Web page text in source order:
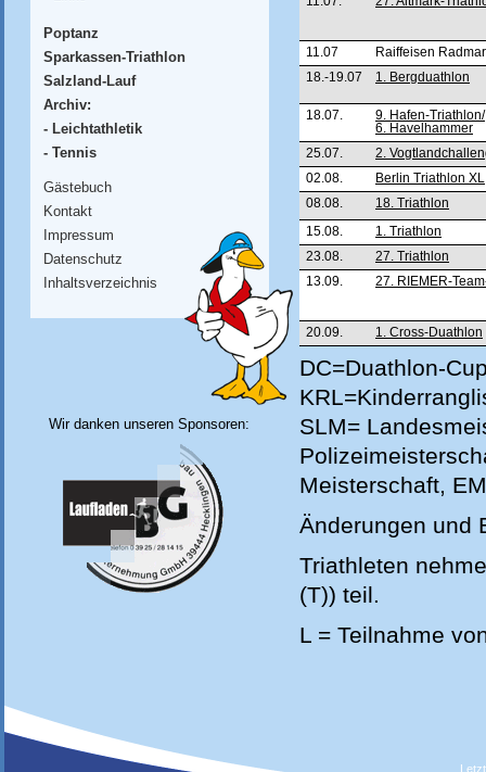
Poptanz
Sparkassen-Triathlon
Salzland-Lauf
Archiv:
- Leichtathletik
- Tennis
Gästebuch
Kontakt
Impressum
Datenschutz
Inhaltsverzeichnis
Wir danken unseren Sponsoren:
11.07
Raiffeisen
18.-19.07
1. Bergduathlon
18.07.
9. Hafen-Triathlon/
6. Havelhammer
25.07.
2.
02.08.
Berlin Triathlon XL
08.08.
18. Triathlon
15.08.
1. Triathlon
23.08.
27. Triathlon
13.09.
27. RIEMER-
20.09. 1. Cross-Duathlon
DC=Duathlon-
SLM=
Meisterschaft,
Änderungen und
Triathleten
(T)) teil.
L = Teilnahme